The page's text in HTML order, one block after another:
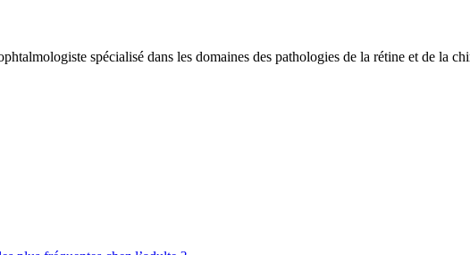
spécialisé dans les domaines des pathologies de la rétine et de la